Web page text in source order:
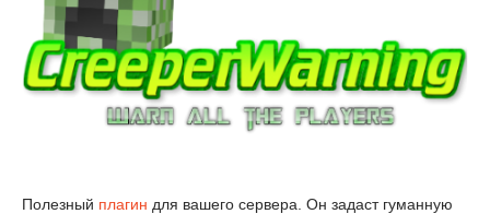
Полезный плагин для вашего сервера. Он задаст гуманную